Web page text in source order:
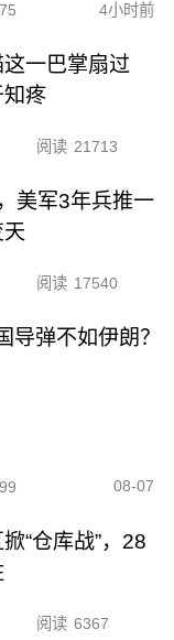
4小时前
一巴掌扇过
知疼
阅读 21713
美军3年兵推一
阅读 17540
导弹不如伊朗？
08-07
“仓库战”，28
阅读 6367